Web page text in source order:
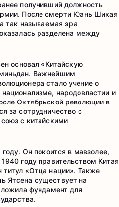
получивший должность
После смерти Юань Шикая
так называемая эра
разделена между
основал «Китайскую
Важнейшим
стало учение о
народовластии и
Октябрьской революции в
за сотрудничество с
с китайскими
Он покоится в мавзолее,
году правительством Китая
«Отца нации». Также
Ятсена существует на
фундамент для